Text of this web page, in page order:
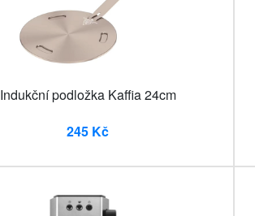
Indukční podložka Kaffia 24cm
245 Kč